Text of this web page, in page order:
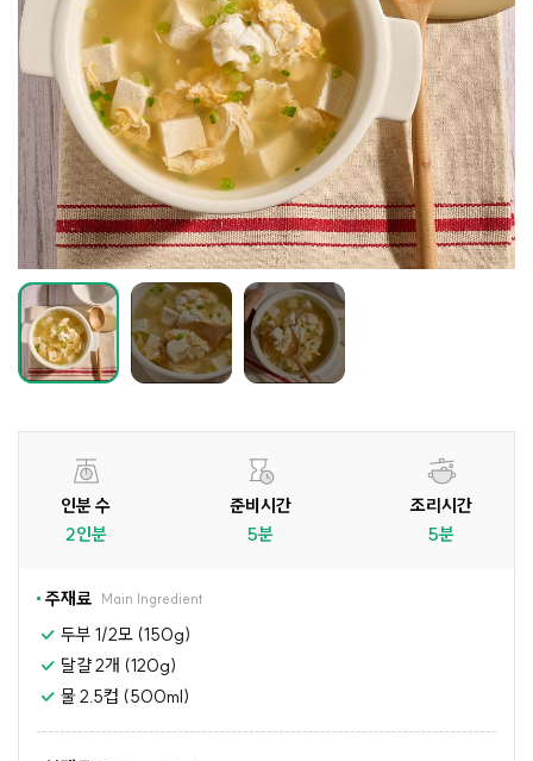
인분 수
2인분
준비시간
5분
조리시간
5분
주재료 Main Ingredient
두부 1/2모 (150g)
달걀 2개 (120g)
물 2.5컵 (500ml)